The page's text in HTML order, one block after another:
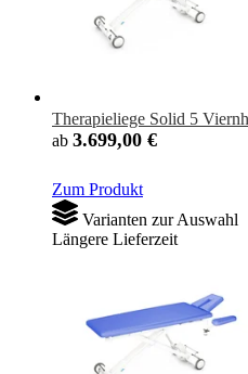
Therapieliege Solid 5
ab 3.699,00 €
Zum Produkt
Varianten zur Auswahl
Längere Lieferzeit